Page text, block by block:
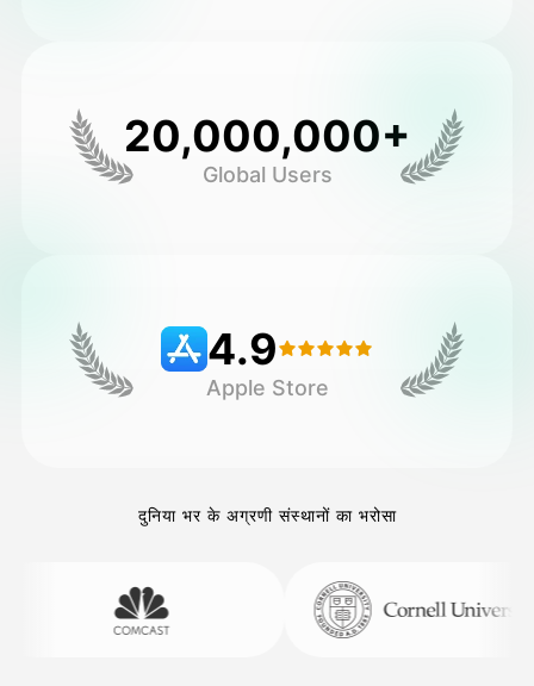
20,000,000+
Global Users
4.9
Apple Store
दुनिया भर के अग्रणी संस्थानों का भरोसा